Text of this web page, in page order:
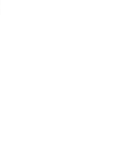
Colour Mill Aqua Blend Sea
Prix
6,20 €